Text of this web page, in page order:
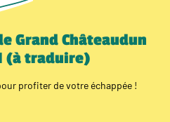
Grand Châteaudun
(à traduire)
profiter de votre échappée !